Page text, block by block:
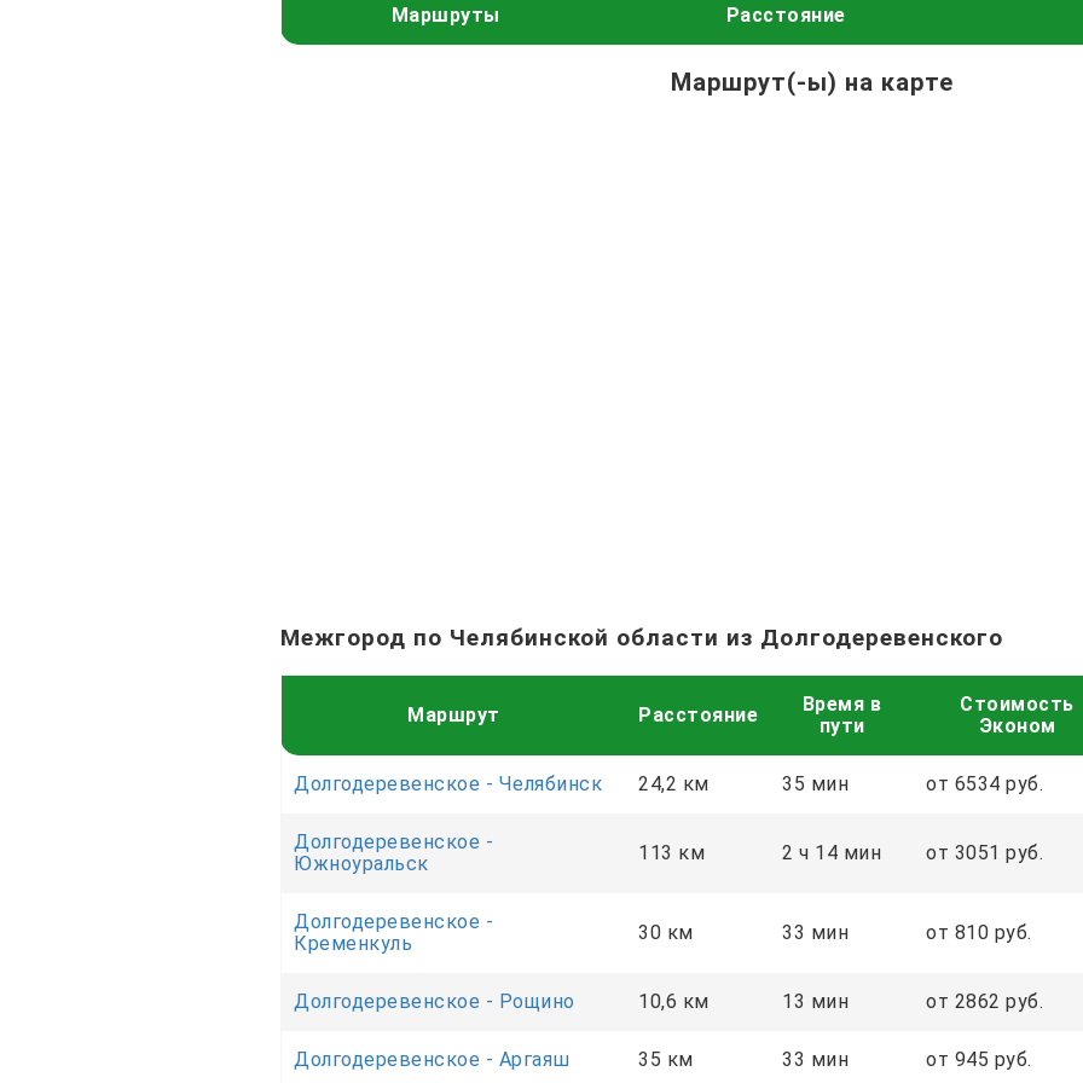
Маршруты Расстояние
Маршрут(-ы) на карте
Межгород по Челябинской области из Долгодеревенского
Маршрут Расстояние
Время в
пути
Стоимость
Эконом
Долгодеревенское - Челябинск 24,2 км 35 мин от 6534 руб.
Долгодеревенское -
Южноуральск
113 км 2 ч 14 мин от 3051 руб.
Долгодеревенское -
Кременкуль
30 км 33 мин от 810 руб.
Долгодеревенское - Рощино 10,6 км 13 мин от 2862 руб.
Долгодеревенское - Аргаяш 35 км 33 мин от 945 руб.